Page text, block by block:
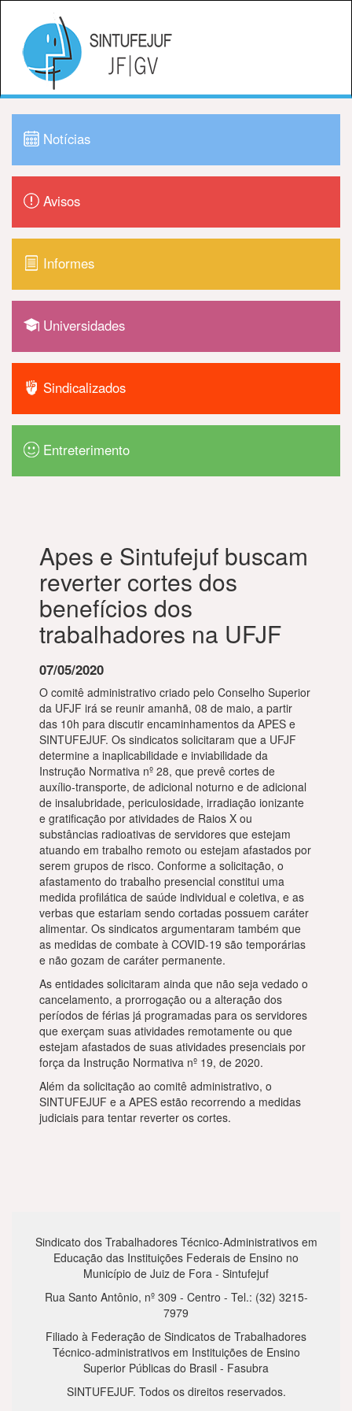
Notícias
Avisos
Informes
Universidades
Sindicalizados
Entreterimento
Apes e Sintufejuf buscam
reverter cortes dos
benefícios dos
trabalhadores na UFJF
07/05/2020
O comitê administrativo criado pelo Conselho Superior
da UFJF irá se reunir amanhã, 08 de maio, a partir
das 10h para discutir encaminhamentos da APES e
SINTUFEJUF. Os sindicatos solicitaram que a UFJF
determine a inaplicabilidade e inviabilidade da
Instrução Normativa nº 28, que prevê cortes de
auxílio-transporte, de adicional noturno e de adicional
de insalubridade, periculosidade, irradiação ionizante
e gratificação por atividades de Raios X ou
substâncias radioativas de servidores que estejam
atuando em trabalho remoto ou estejam afastados por
serem grupos de risco. Conforme a solicitação, o
afastamento do trabalho presencial constitui uma
medida profilática de saúde individual e coletiva, e as
verbas que estariam sendo cortadas possuem caráter
alimentar. Os sindicatos argumentaram também que
as medidas de combate à COVID-19 são temporárias
e não gozam de caráter permanente.
As entidades solicitaram ainda que não seja vedado o
cancelamento, a prorrogação ou a alteração dos
períodos de férias já programadas para os servidores
que exerçam suas atividades remotamente ou que
estejam afastados de suas atividades presenciais por
força da Instrução Normativa nº 19, de 2020.
Além da solicitação ao comitê administrativo, o
SINTUFEJUF e a APES estão recorrendo a medidas
judiciais para tentar reverter os cortes.
Sindicato dos Trabalhadores Técnico-Administrativos em
Educação das Instituições Federais de Ensino no
Município de Juiz de Fora - Sintufejuf
Rua Santo Antônio, nº 309 - Centro - Tel.: (32) 3215-
7979
Filiado à Federação de Sindicatos de Trabalhadores
Técnico-administrativos em Instituições de Ensino
Superior Públicas do Brasil - Fasubra
SINTUFEJUF. Todos os direitos reservados.